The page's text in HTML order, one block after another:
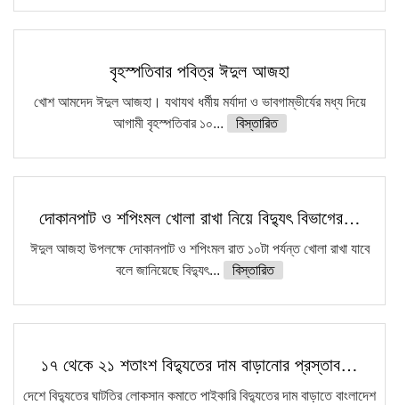
বৃহস্পতিবার পবিত্র ঈদুল আজহা
খোশ আমদেদ ঈদুল আজহা। যথাযথ ধর্মীয় মর্যাদা ও ভাবগাম্ভীর্যের মধ্য দিয়ে
আগামী বৃহস্পতিবার ১০...
বিস্তারিত
দোকানপাট ও শপিংমল খোলা রাখা নিয়ে বিদ্যুৎ বিভাগের…
ঈদুল আজহা উপলক্ষে দোকানপাট ও শপিংমল রাত ১০টা পর্যন্ত খোলা রাখা যাবে
বলে জানিয়েছে বিদ্যুৎ...
বিস্তারিত
১৭ থেকে ২১ শতাংশ বিদ্যুতের দাম বাড়ানোর প্রস্তাব…
দেশে বিদ্যুতের ঘাটতির লোকসান কমাতে পাইকারি বিদ্যুতের দাম বাড়াতে বাংলাদেশ